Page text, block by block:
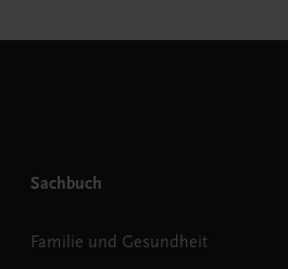
Sachbuch
Familie und Gesundheit